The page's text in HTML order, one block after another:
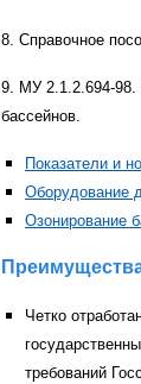
8. Справочное
9. МУ 2.1.2.694-98.
бассейнов.
Показатели и
Оборудование
Озонирование
Четко
требований